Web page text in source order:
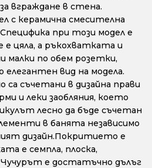
вграждане в стена.
с керамична смесителна
при този модел е
цяла, а ръкохватката и
малки по обем розетки,
вид на модела.
съчетани в дизайна прави
и леки заобляния, което
лесно да бъде съчетан
в банята независимо
дизайн.Покритието е
е семпла, плоска,
е достатъчно дълъг